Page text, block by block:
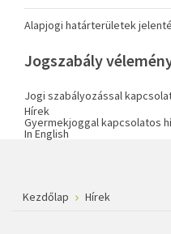
Alapjogi határterületek
Jogszabály
Jogi szabályozással
Hírek
Gyermekjoggal kapcsolatos
In English
Kezdőlap Hírek